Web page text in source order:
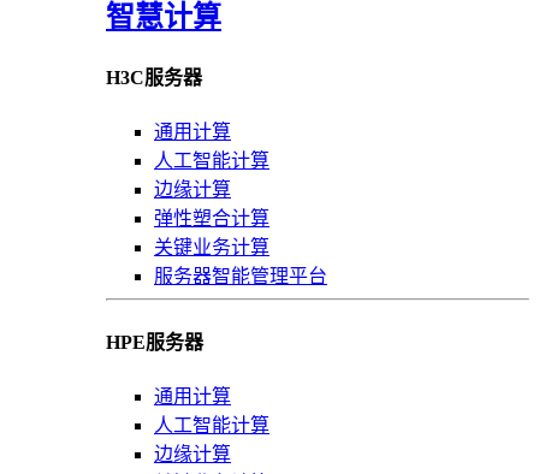
智慧计算
H3C服务器
通用计算
人工智能计算
边缘计算
弹性塑合计算
关键业务计算
服务器智能管理平台
HPE服务器
通用计算
人工智能计算
边缘计算